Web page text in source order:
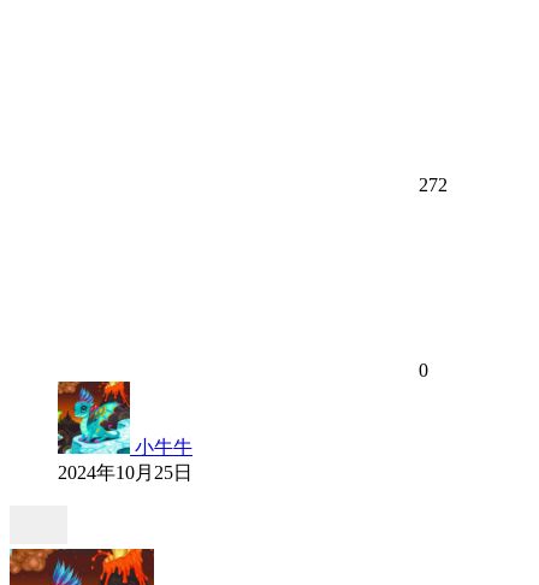
272
0
小牛牛
2024年10月25日